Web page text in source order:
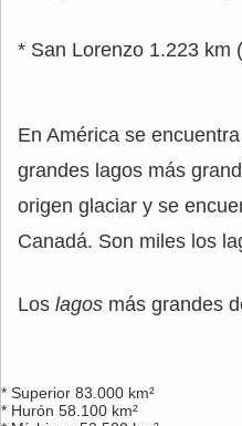
* San Lorenzo 1.223 km
En América se
grandes lagos más
origen glaciar y se
Canadá. Son miles los
Los lagos más grandes
* Superior 83.000 km²
* Hurón 58.100 km²